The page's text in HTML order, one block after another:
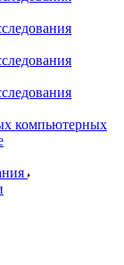
компьютерных